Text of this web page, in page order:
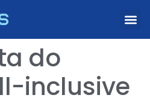
do
inclusive